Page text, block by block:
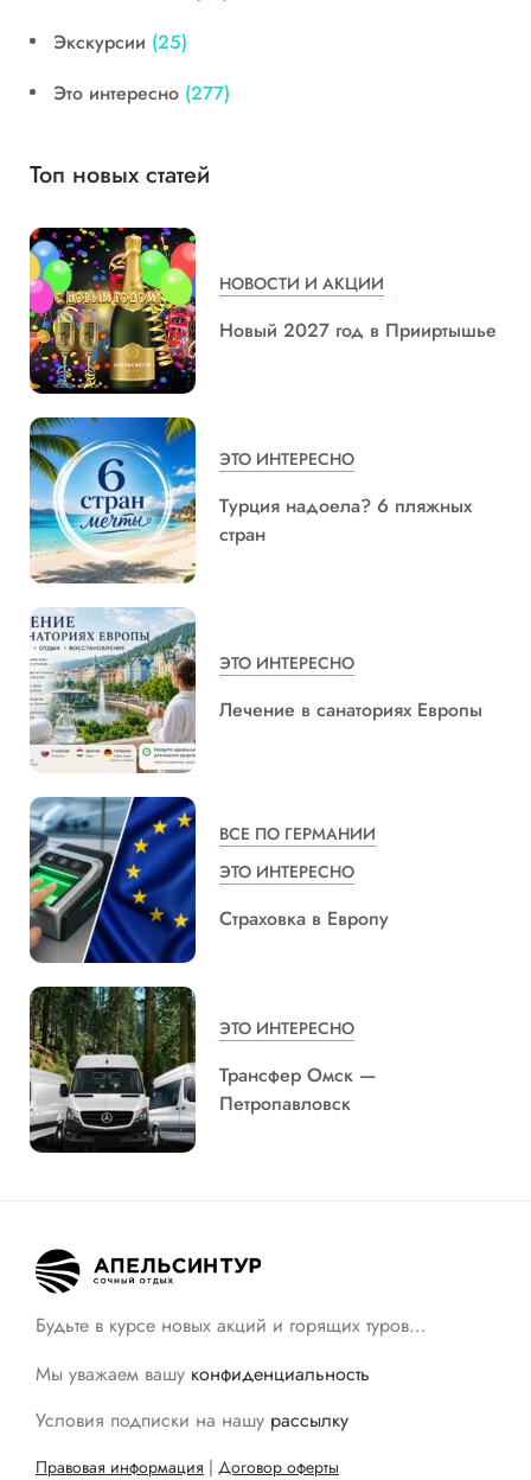
Экскурсии (25)
Это интересно (277)
Топ новых статей
НОВОСТИ И АКЦИИ
Новый 2027 год в Прииртышье
ЭТО ИНТЕРЕСНО
Турция надоела? 6 пляжных
стран
ЭТО ИНТЕРЕСНО
Лечение в санаториях Европы
ВСЕ ПО ГЕРМАНИИ
ЭТО ИНТЕРЕСНО
Страховка в Европу
ЭТО ИНТЕРЕСНО
Трансфер Омск —
Петропавловск
Будьте в курсе новых акций и горящих туров…
Мы уважаем вашу конфиденциальность
Условия подписки на нашу рассылку
Правовая информация | Договор оферты